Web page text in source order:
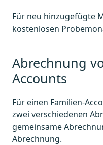
Für neu hinzugefügte
kostenlosen
Abrechnung
Accounts
Für einen Familien-
zwei verschiedenen
gemeinsame
Abrechnung.